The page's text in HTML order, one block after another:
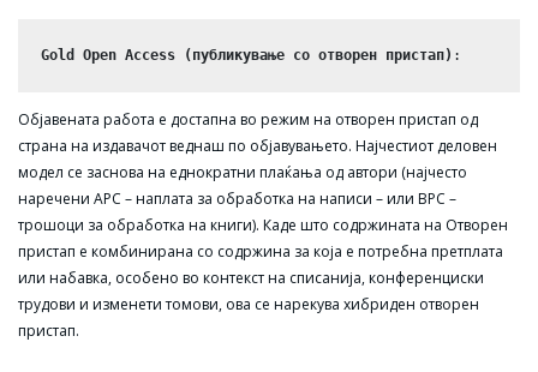
Gold Open Access (публикување со отворен пристап) :
Објавената работа е достапна во режим на отворен пристап од
страна на издавачот веднаш по објавувањето. Најчестиот деловен
модел се заснова на еднократни плаќања од автори (најчесто
наречени APC – наплата за обработка на написи – или BPC –
трошоци за обработка на книги). Каде што содржината на Отворен
пристап е комбинирана со содржина за која е потребна претплата
или набавка, особено во контекст на списанија, конференциски
трудови и изменети томови, ова се нарекува хибриден отворен
пристап.